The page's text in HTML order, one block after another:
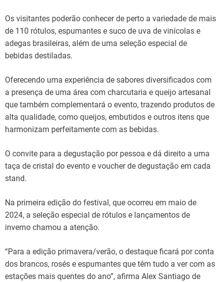
Os visitantes poderão conhecer de perto a variedade de mais
de 110 rótulos, espumantes e suco de uva de vinícolas e
adegas brasileiras, além de uma seleção especial de
bebidas destiladas.
Oferecendo uma experiência de sabores diversificados com
a presença de uma área com charcutaria e queijo artesanal
que também complementará o evento, trazendo produtos de
alta qualidade, como queijos, embutidos e outros itens que
harmonizam perfeitamente com as bebidas.
O convite para a degustação por pessoa e dá direito a uma
taça de cristal do evento e voucher de degustação em cada
stand.
Na primeira edição do festival, que ocorreu em maio de
2024, a seleção especial de rótulos e lançamentos de
inverno chamou a atenção.
“Para a edição primavera/verão, o destaque ficará por conta
dos brancos, rosés e espumantes que têm tudo a ver com as
estações mais quentes do ano”, afirma Alex Santiago de